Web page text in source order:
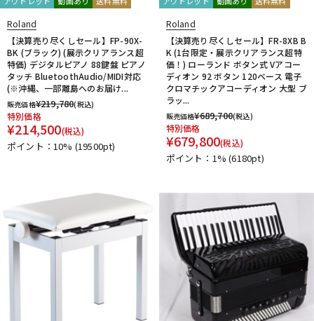
Roland
【決算売り尽くしセール】FP-90X-
BK (ブラック) (展示クリアランス超
特価) デジタルピアノ 88鍵盤 ピアノ
タッチ BluetoothAudio/MIDI対応
(※沖縄、一部離島へのお届け...
販売価格¥219,780(税込)
特別価格
¥214,500(税込)
ポイント：10% (19500pt)
Roland
【決算売り尽くしセール】FR-8XB B
K (1台限定・展示クリアランス超特
価！) ローランド ボタン式 Vアコー
ディオン 92 ボタン 120ベース 電子
クロマチックアコーディオン 大型 ブ
ラッ...
販売価格¥689,700(税込)
特別価格
¥679,800(税込)
ポイント：1%(6180pt)